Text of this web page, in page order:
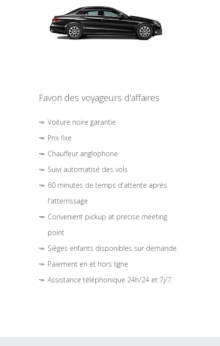
Favori des voyageurs d'affaires
Voiture noire garantie
Prix fixe
Chauffeur anglophone
Suivi automatisé des vols
60 minutes de temps d'attente après
l'atterrissage
Convenient pickup at precise meeting
point
Sièges enfants disponibles sur demande.
Paiement en et hors ligne
Assistance téléphonique 24h/24 et 7j/7